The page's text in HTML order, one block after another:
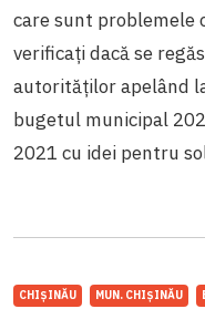
care sunt problemele
verificați dacă se
autorităților apelând
bugetul municipal
2021 cu idei pentru
CHIȘINĂU MUN. CHIȘINĂU